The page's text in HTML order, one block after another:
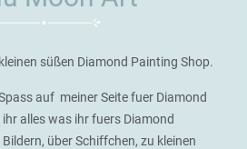
süßen Diamond Painting Shop.
auf meiner Seite fuer Diamond
alles was ihr fuers Diamond
über Schiffchen, zu kleinen